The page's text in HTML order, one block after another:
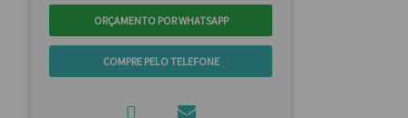
ORÇAMENTO POR WHATSAPP
COMPRE PELO TELEFONE